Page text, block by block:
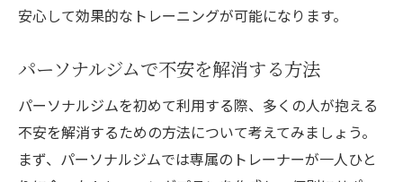
安心して効果的なトレーニングが可能になります。
パーソナルジムで不安を解消する方法
パーソナルジムを初めて利用する際、多くの人が抱える
不安を解消するための方法について考えてみましょう。
まず、パーソナルジムでは専属のトレーナーが一人ひと